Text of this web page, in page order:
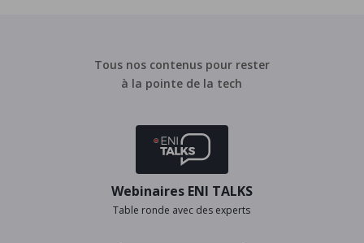
Tous nos contenus pour rester
à la pointe de la tech
Webinaires ENI TALKS
Table ronde avec des experts